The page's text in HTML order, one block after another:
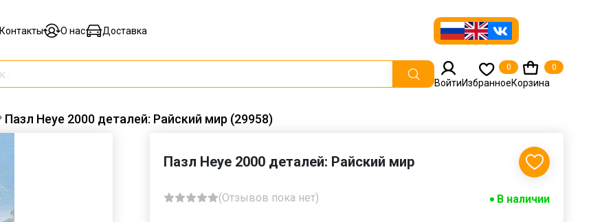
Контакты О нас Доставка
ВойтиИзбранное
0
Корзина
0
Пазл Heye 2000 деталей: Райский мир (29958)
Пазл Heye 2000 деталей: Райский мир
(Отзывов пока нет) В наличии